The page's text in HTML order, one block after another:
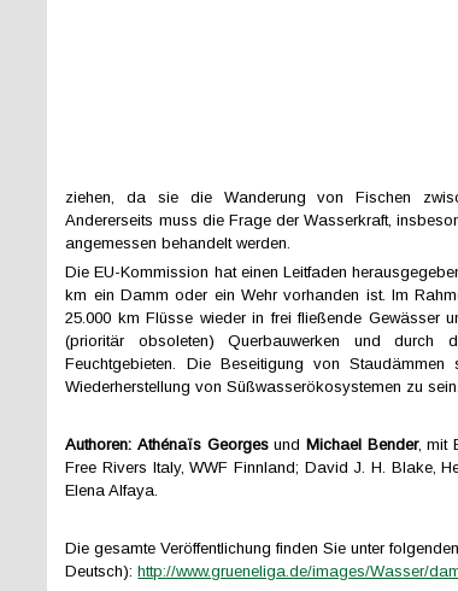
ziehen, da sie die Wanderung von Fischen
Andererseits muss die Frage der Wasserkraft,
angemessen behandelt werden.
Die EU-Kommission hat einen Leitfaden
km ein Damm oder ein Wehr vorhanden ist. Im
25.000 km Flüsse wieder in frei fließende Gewässer
(prioritär obsoleten) Querbauwerken und durch
Feuchtgebieten. Die Beseitigung von
Wiederherstellung von Süßwasserökosystemen zu sein.
Authoren:Athénaïs Georgesund Michael Bender, mit
Free Rivers Italy, WWF Finnland; David J. H. Blake,
Elena Alfaya.
Die gesamte Veröffentlichung finden Sie unter
Deutsch):http://www.grueneliga.de/images/Wasser/